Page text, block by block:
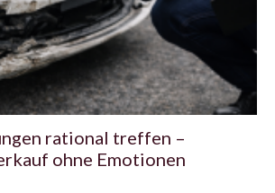
rational treffen –
ohne Emotionen